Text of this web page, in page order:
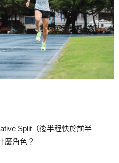
Split（後半程快於前半
麼角色？